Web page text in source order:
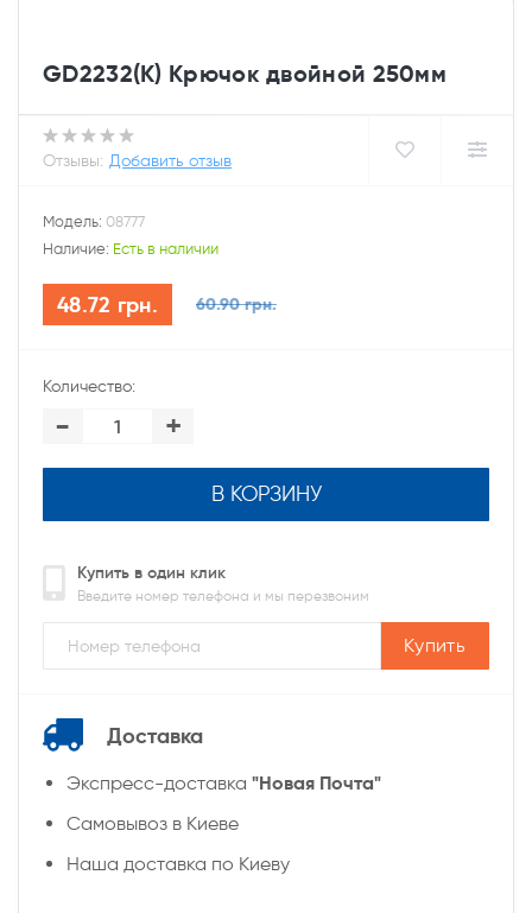
GD2232(К) Крючок двойной 250мм
Отзывы: Добавить отзыв
Модель: 08777
Наличие: Есть в наличии
48.72 грн. 60.90 грн.
Количество:
- +
В КОРЗИНУ
Купить в один клик
Введите номер телефона и мы перезвоним
Купить
Доставка
Экспресс-доставка "Новая Почта"
Самовывоз в Киеве
Наша доставка по Киеву